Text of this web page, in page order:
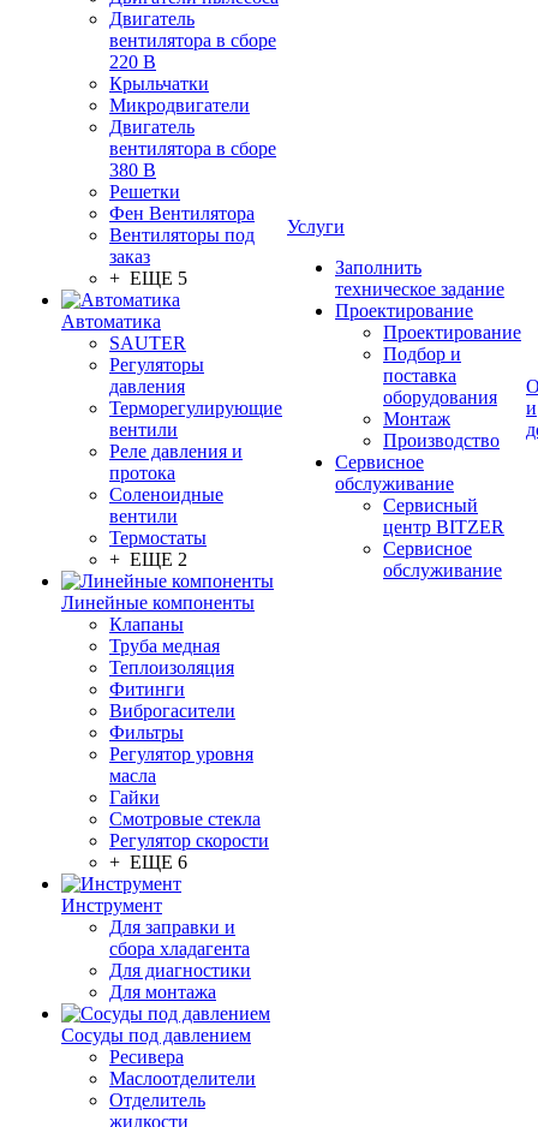
Двигатель
вентилятора в сборе
220 В
Крыльчатки
Микродвигатели
Двигатель
вентилятора в сборе
380 В
Решетки
Фен Вентилятора
Вентиляторы под
заказ
+ ЕЩЕ 5
Автоматика
SAUTER
Регуляторы
давления
Терморегулирующие
вентили
Реле давления и
протока
Соленоидные
вентили
Термостаты
+ ЕЩЕ 2
Линейные компоненты
Клапаны
Труба медная
Теплоизоляция
Фитинги
Виброгасители
Фильтры
Регулятор уровня
масла
Гайки
Смотровые стекла
Регулятор скорости
+ ЕЩЕ 6
Инструмент
Для заправки и
сбора хладагента
Для диагностики
Для монтажа
Сосуды под давлением
Ресивера
Маслоотделители
Отделитель
жидкости
Услуги
Заполнить
техническое задание
Проектирование
Проектирование
Подбор и
поставка
оборудования
Монтаж
Производство
Сервисное
обслуживание
Сервисный
центр BITZER
Сервисное
обслуживание
и